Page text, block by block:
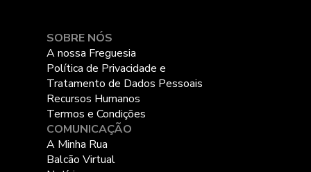
SOBRE NÓS
A nossa Freguesia
Política de Privacidade e
Tratamento de Dados Pessoais
Recursos Humanos
Termos e Condições
COMUNICAÇÃO
A Minha Rua
Balcão Virtual